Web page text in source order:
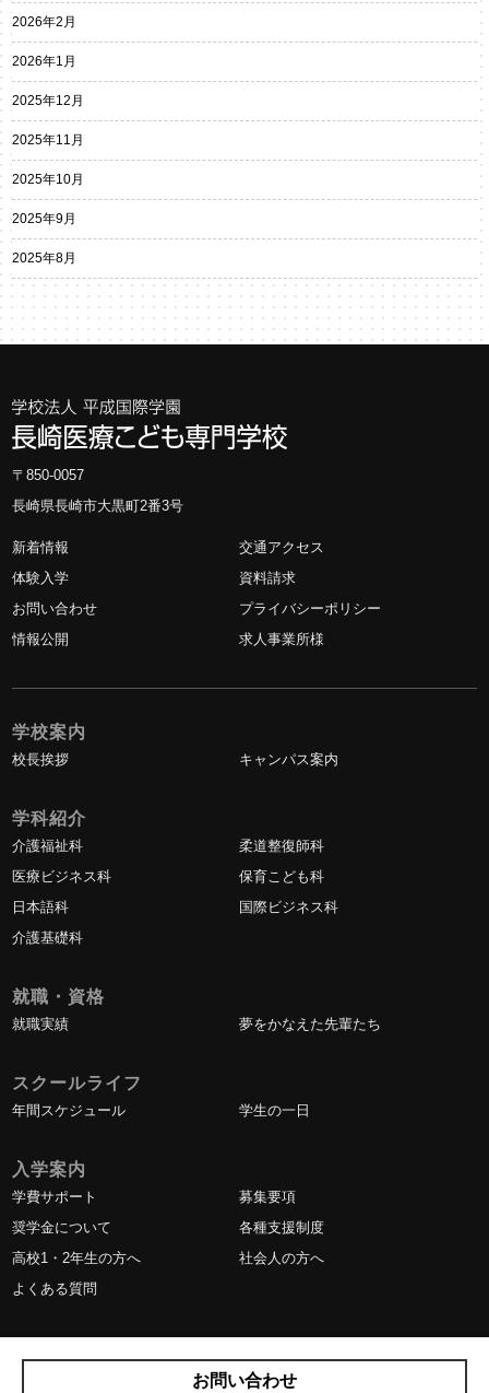
2026年2月
2026年1月
2025年12月
2025年11月
2025年10月
2025年9月
2025年8月
〒850-0057
長崎県長崎市大黒町2番3号
新着情報
交通アクセス
体験入学
資料請求
お問い合わせ
プライバシーポリシー
情報公開
求人事業所様
学校案内
校長挨拶 キャンパス案内
学科紹介
介護福祉科
柔道整復師科
医療ビジネス科
保育こども科
日本語科
国際ビジネス科
介護基礎科
就職・資格
就職実績 夢をかなえた先輩たち
スクールライフ
年間スケジュール 学生の一日
入学案内
学費サポート
募集要項
奨学金について
各種支援制度
高校1・2年生の方へ
社会人の方へ
よくある質問
お問い合わせ